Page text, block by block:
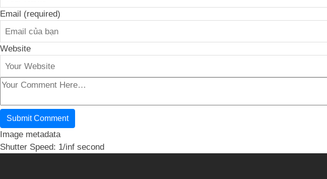
Email (required)
Website
Image metadata
Shutter Speed: 1/inf second